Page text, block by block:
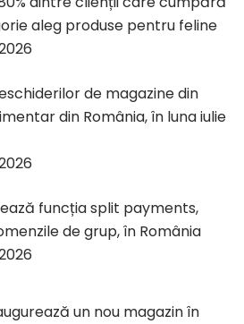
aleg produse pentru feline
de magazine din
din România, în luna iulie
funcția split payments,
de grup, în România
un nou magazin în